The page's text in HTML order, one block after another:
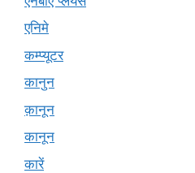
एनिमे
कम्प्यूटर
कानुन
क़ानून
कानून
कारें